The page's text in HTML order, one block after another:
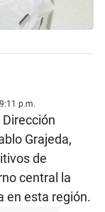
p.m.
Grajeda,
de
central la
en esta región.